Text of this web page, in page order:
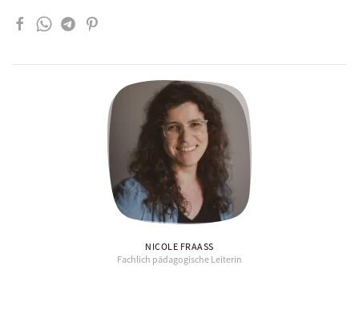
NICOLE FRAASS
Fachlich pädagogische Leiterin